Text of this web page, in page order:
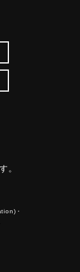
。
・